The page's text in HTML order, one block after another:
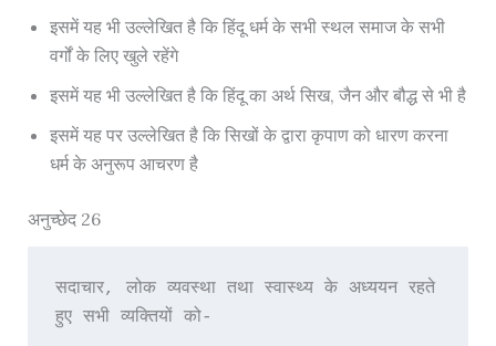
इसमें यह भी उल्लेखित है कि हिंदू धर्म के सभी स्थल समाज के सभी
वर्गों के लिए खुले रहेंगे
इसमें यह भी उल्लेखित है कि हिंदू का अर्थ सिख, जैन और बौद्ध से भी है
इसमें यह पर उल्लेखित है कि सिखों के द्वारा कृपाण को धारण करना
धर्म के अनुरूप आचरण है
अनुच्छेद 26
सदाचार, लोक व्यवस्था तथा स्वास्थ्य के अध्ययन रहते
हुए सभी व्यक्तियों को-